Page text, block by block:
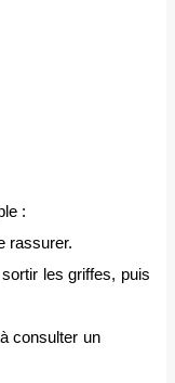
:
rassurer.
les griffes, puis
consulter un